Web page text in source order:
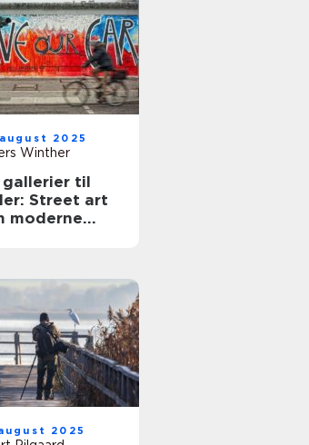
2025
Winther
gallerier til
Street art
moderne
2025